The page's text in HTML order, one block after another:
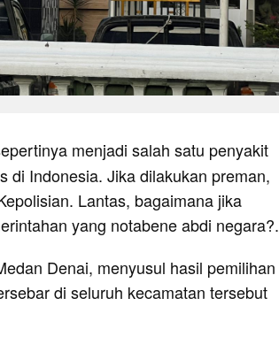
menjadi salah satu penyakit
di Indonesia. Jika dilakukan preman,
Lantas, bagaimana jika
yang notabene abdi negara?.
Denai, menyusul hasil pemilihan
di seluruh kecamatan tersebut